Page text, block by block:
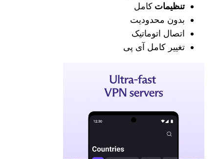
تنظیماتکامل
بدون محدودیت
اتصال اتوماتیک
تغییر کامل آی پی